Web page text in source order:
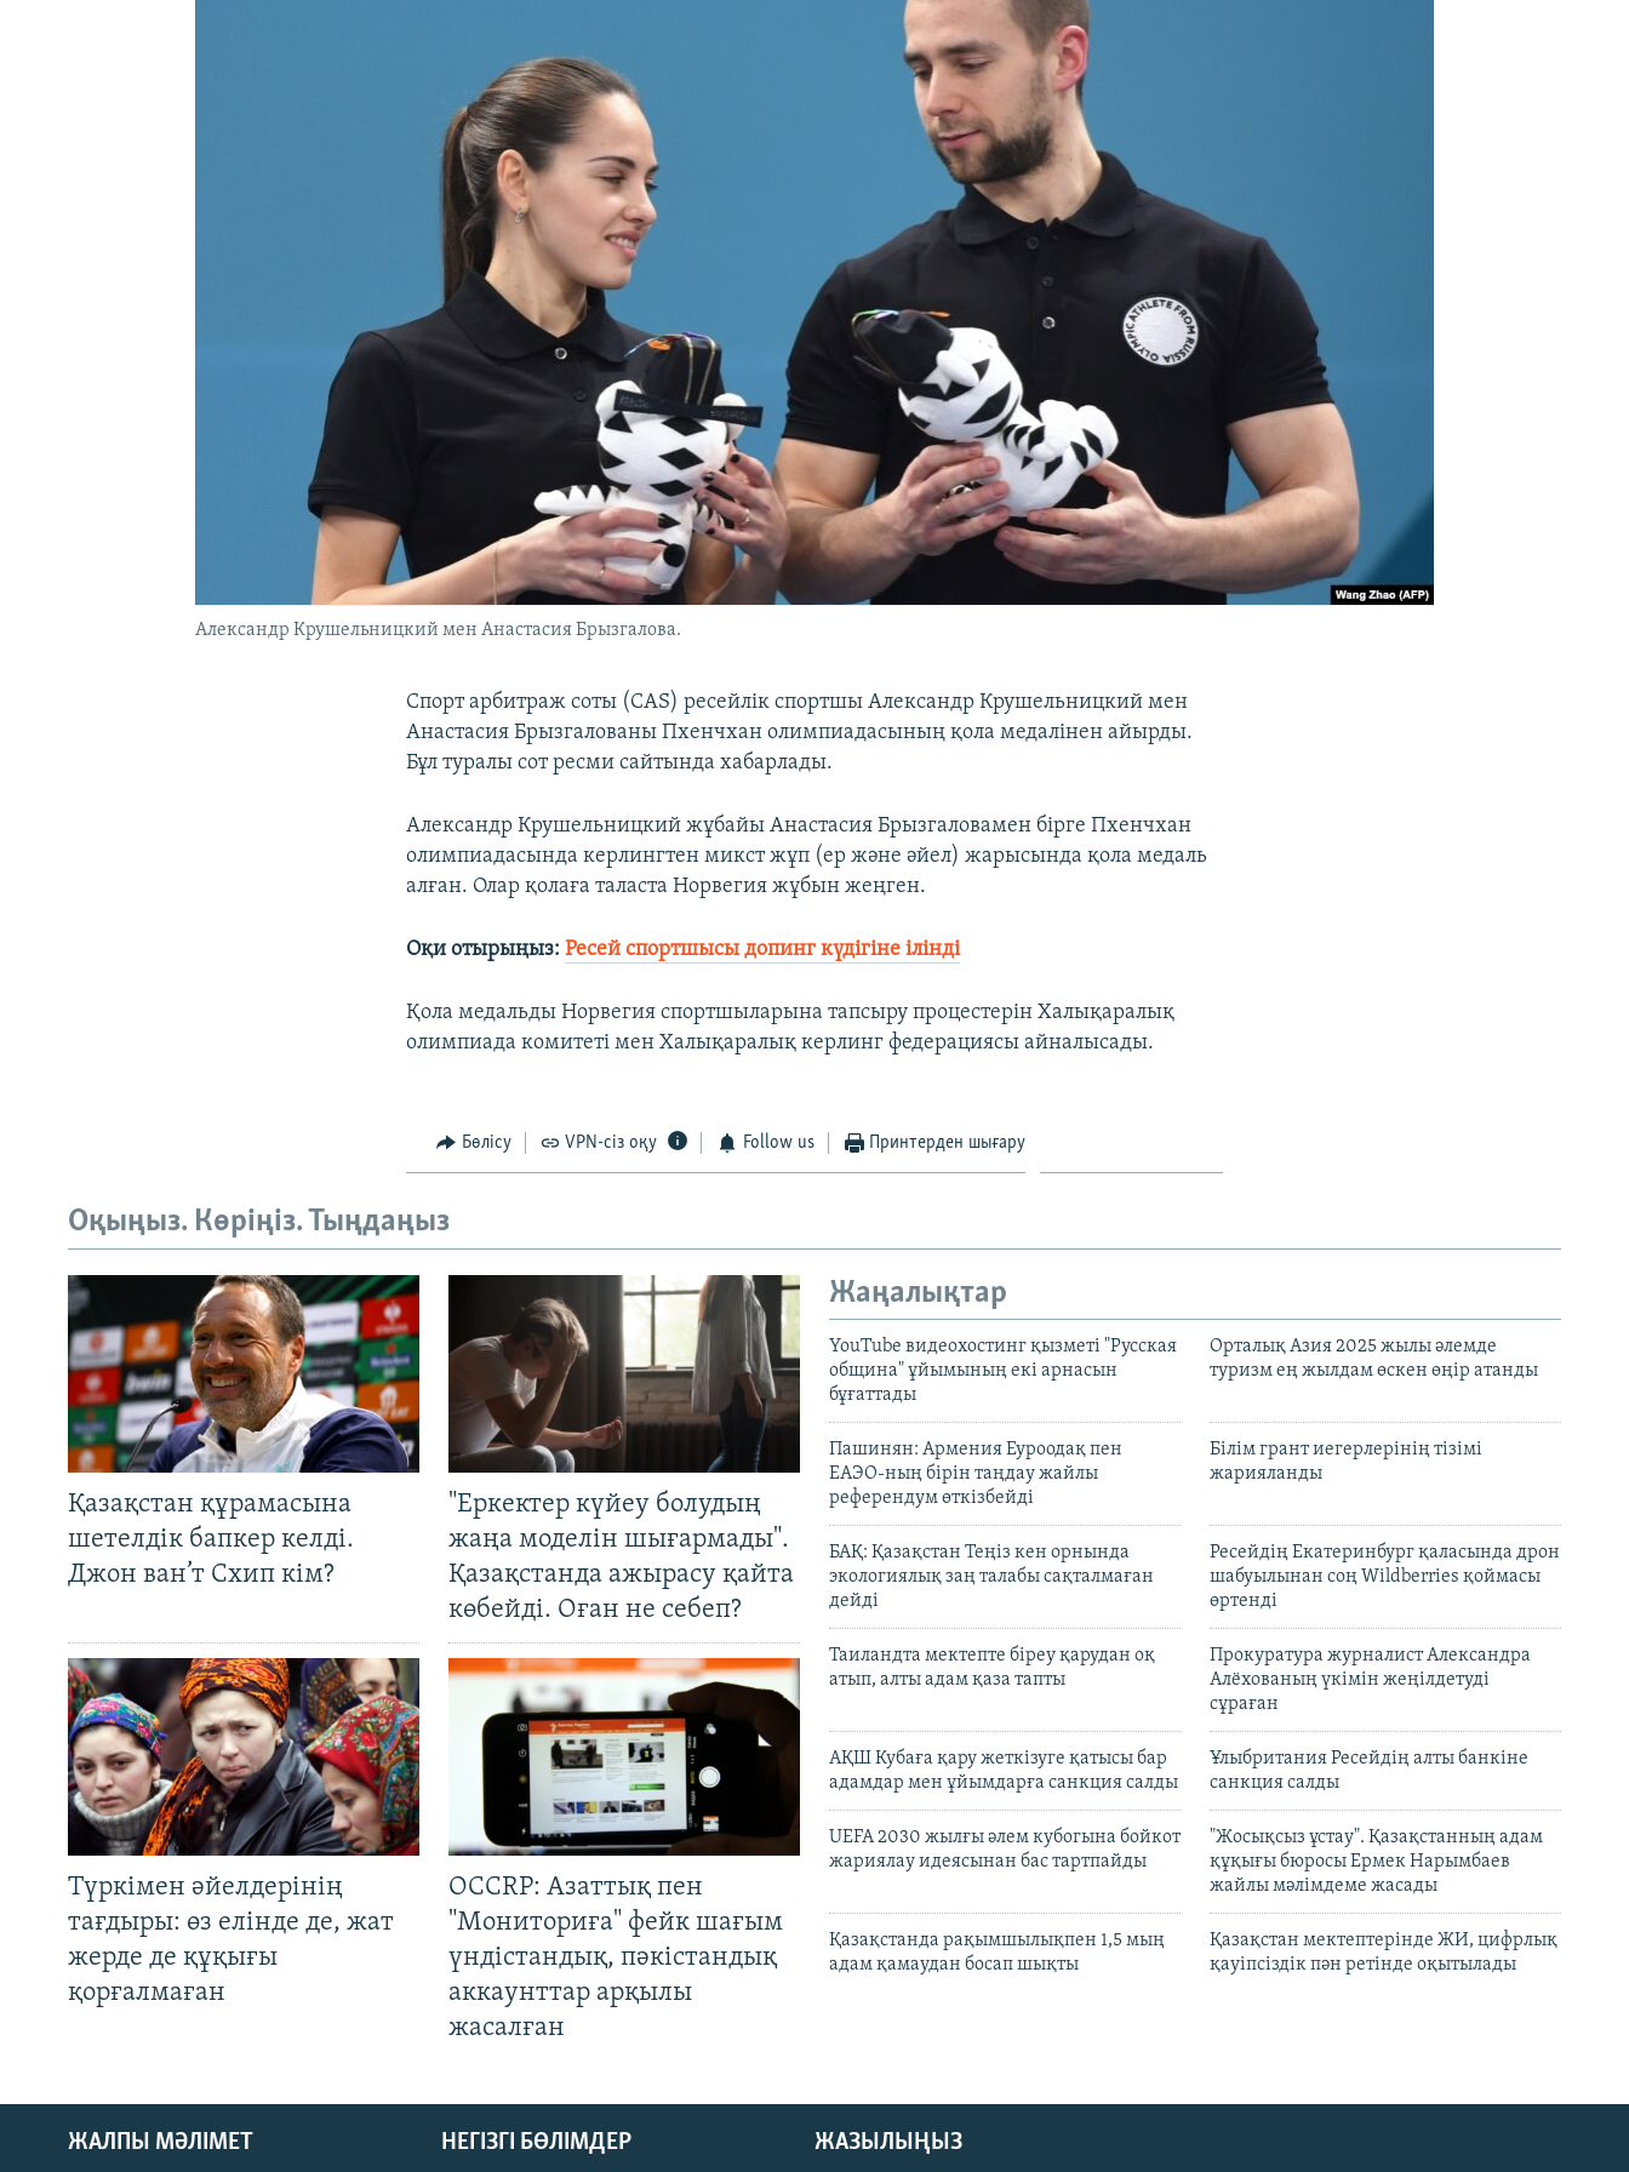
Александр Крушельницкий мен Анастасия Брызгалова.
Спорт арбитраж соты (СAS) ресейлік спортшы Александр Крушельницкий мен
Анастасия Брызгалованы Пхенчхан олимпиадасының қола медалінен айырды.
Бұл туралы сот ресми сайтында хабарлады.
Александр Крушельницкий жұбайы Анастасия Брызгаловамен бірге Пхенчхан
олимпиадасында керлингтен микст жұп (ер және әйел) жарысында қола медаль
алған. Олар қолаға таласта Норвегия жұбын жеңген.
Оқи отырыңыз:Ресей спортшысы допинг күдігіне ілінді
Қола медальды Норвегия спортшыларына тапсыру процестерін Халықаралық
олимпиада комитеті мен Халықаралық керлинг федерациясы айналысады.
Бөлісу VPN-сіз оқу Follow us Принтерден шығару
Оқыңыз. Көріңіз. Тыңдаңыз
Қазақстан құрамасына
шетелдік бапкер келді.
Джон ван’т Схип кім?
"Еркектер күйеу болудың
жаңа моделін шығармады".
Қазақстанда ажырасу қайта
көбейді. Оған не себеп?
Түркімен әйелдерінің
тағдыры: өз елінде де, жат
жерде де құқығы
қорғалмаған
OCCRP: Азаттық пен
"Мониториға" фейк шағым
үндістандық, пәкістандық
аккаунттар арқылы
жасалған
Жаңалықтар
YouTube видеохостинг қызметі "Русская
община" ұйымының екі арнасын
бұғаттады
Орталық Азия 2025 жылы әлемде
туризм ең жылдам өскен өңір атанды
Пашинян: Армения Еуроодақ пен
ЕАЭО-ның бірін таңдау жайлы
референдум өткізбейді
Білім грант иегерлерінің тізімі
жарияланды
БАҚ: Қазақстан Теңіз кен орнында
экологиялық заң талабы сақталмаған
дейді
Ресейдің Екатеринбург қаласында дрон
шабуылынан соң Wildberries қоймасы
өртенді
Таиландта мектепте біреу қарудан оқ
атып, алты адам қаза тапты
Прокуратура журналист Александра
Алёхованың үкімін жеңілдетуді
сұраған
АҚШ Кубаға қару жеткізуге қатысы бар
адамдар мен ұйымдарға санкция салды
Ұлыбритания Ресейдің алты банкіне
санкция салды
UEFA 2030 жылғы әлем кубогына бойкот
жариялау идеясынан бас тартпайды
"Жосықсыз ұстау". Қазақстанның адам
құқығы бюросы Ермек Нарымбаев
жайлы мәлімдеме жасады
Қазақстанда рақымшылықпен 1,5 мың
адам қамаудан босап шықты
Қазақстан мектептерінде ЖИ, цифрлық
қауіпсіздік пән ретінде оқытылады
ЖАЗЫЛЫҢЫЗ
ЖАЛПЫ МӘЛІМЕТ НЕГІЗГІ БӨЛІМДЕР